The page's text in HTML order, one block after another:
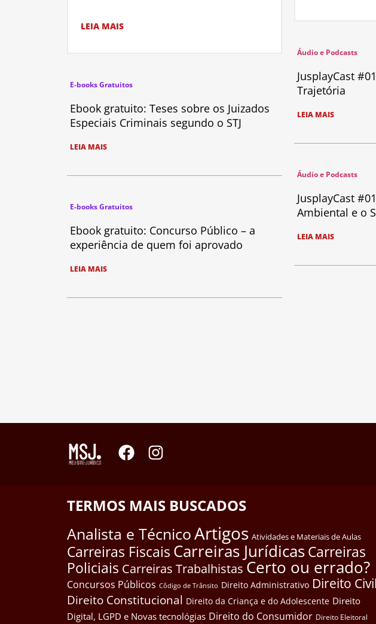
LEIA MAIS
E-books Gratuitos
Ebook gratuito: Teses sobre os Juizados
Especiais Criminais segundo o STJ
LEIA MAIS
E-books Gratuitos
Ebook gratuito: Concurso Público – a
experiência de quem foi aprovado
LEIA MAIS
Áudio e Podcasts
JusplayCast
Trajetória
LEIA MAIS
Áudio e Podcasts
JusplayCast
Ambiental e o
LEIA MAIS
TERMOS MAIS BUSCADOS
Analista e TécnicoArtigos Atividades e Materiais de Aulas
Carreiras Fiscais Carreiras JurídicasCarreiras
Policiais Carreiras Trabalhistas Certo ou errado?
Concursos Públicos Côdigo de Trânsito Direito Administrativo Direito Civil
Direito Constitucional Direito da Criança e do Adolescente Direito
Digital, LGPD e Novas tecnológias Direito do Consumidor Direito Eleitoral